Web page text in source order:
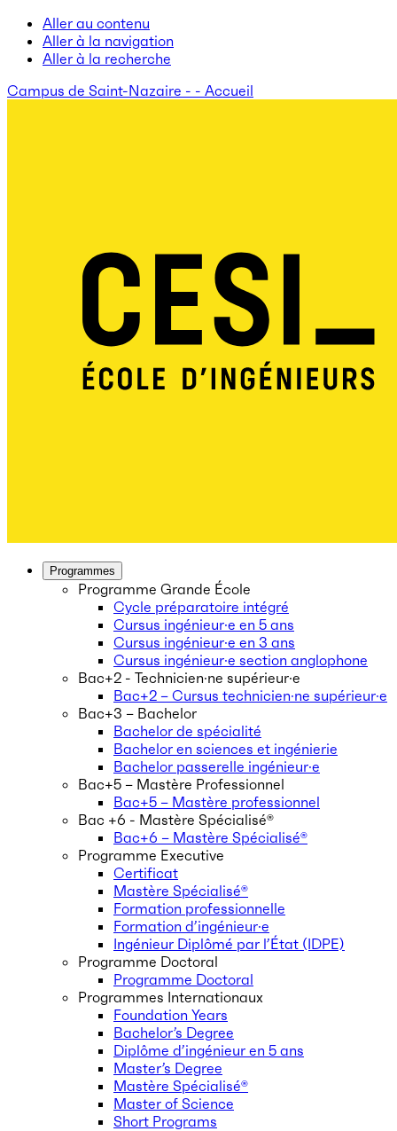
Aller au contenu
Aller à la navigation
Aller à la recherche
Campus de Saint-Nazaire - - Accueil
Programmes
Programme Grande École
Cycle préparatoire intégré
Cursus ingénieur·e en 5 ans
Cursus ingénieur·e en 3 ans
Cursus ingénieur·e section anglophone
Bac+2 - Technicien·ne supérieur·e
Bac+2 – Cursus technicien·ne supérieur·e
Bac+3 – Bachelor
Bachelor de spécialité
Bachelor en sciences et ingénierie
Bachelor passerelle ingénieur·e
Bac+5 – Mastère Professionnel
Bac+5 – Mastère professionnel
Bac +6 - Mastère Spécialisé®
Bac+6 – Mastère Spécialisé®
Programme Executive
Certificat
Mastère Spécialisé®
Formation professionnelle
Formation d’ingénieur·e
Ingénieur Diplômé par l’État (IDPE)
Programme Doctoral
Programme Doctoral
Programmes Internationaux
Foundation Years
Bachelor’s Degree
Diplôme d’ingénieur en 5 ans
Master’s Degree
Mastère Spécialisé®
Master of Science
Short Programs